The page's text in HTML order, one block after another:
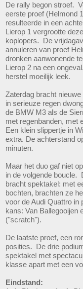
De rally begon stroef.
eerste proef (Helmond
resulteerde in een
Lierop 1 vergrootte
koplopers. De
annuleren van proef
dronken aanwonende
Lierop 2 na een
herstel moeilijk leek.
Zaterdag bracht
in serieuze regen
de BMW M3 als de
met regenbanden, met
Een klein slippertje in
extra. De achterstand
minuten.
Maar het duo gaf niet
in de volgende boucle.
bracht spektakel: met
bochten, brachten ze
voor de Audi Quattro in
kans: Van Ballegooijen
("scratch").
De laatste proef, een
posities. De drie
spektakel met
klasse apart met een
Eindstand: